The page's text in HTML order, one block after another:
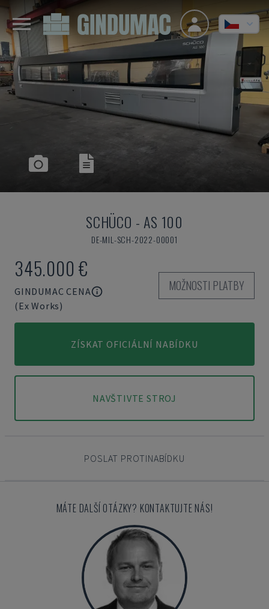
SCHÜCO - AS 100
DE-MIL-SCH-2022-00001
345.000 €
GINDUMAC CENA
(Ex Works)
MOŽNOSTI PLATBY
ZÍSKAT OFICIÁLNÍ NABÍDKU
NAVŠTIVTE STROJ
POSLAT PROTINABÍDKU
MÁTE DALŠÍ OTÁZKY? KONTAKTUJTE NÁS!